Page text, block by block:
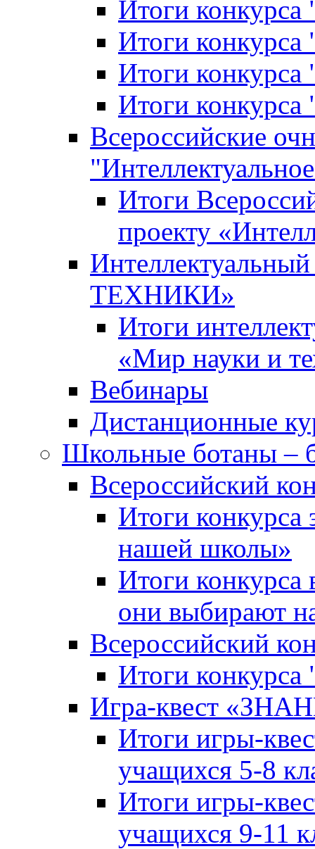
Итоги
Итоги конкурса
Итоги
Итоги
Всероссийские
Итоги
проекту
ТЕХНИКИ»
Итоги
«Мир науки и
Вебинары
Дистанционные
Школьные ботаны –
Всероссийский
Итоги
нашей школы»
Итоги конкурса
они выбирают
Всероссийский
Итоги
Игра-квест
Итоги игры-
учащихся 5-8
Итоги игры-
учащихся 9-11